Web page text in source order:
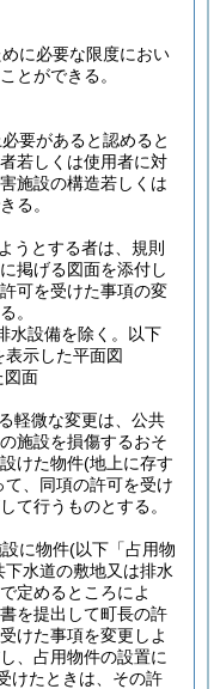
に必要な限度におい
とができる。
要があると認めると
若しくは使用者に対
施設の構造若しくは
る。
うとする者は、規則
掲げる図面を添付し
許可を受けた事項の変
。
水設備を除く。以下
示した平面図
図面
軽微な変更は、公共
施設を損傷するおそ
けた物件(地上に存す
、同項の許可を受け
て行うものとする。
に物件(以下「占用物
水道の敷地又は排水
定めるところによ
を提出して町長の許
けた事項を変更しよ
、占用物件の設置に
けたときは、その許